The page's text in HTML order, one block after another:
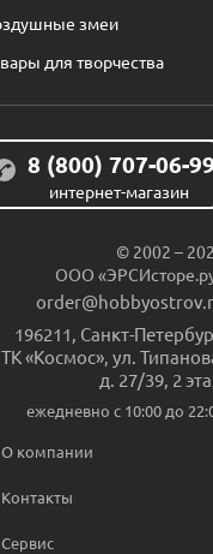
змеи
для творчества
8 (800) 707-06-
интернет-магазин
© 2002 –
ООО
196211 Санкт-
ТК «Космос», ул.
д. 27/39, 2
ежедневно c 10:00 до
О компании
Контакты
Сервис